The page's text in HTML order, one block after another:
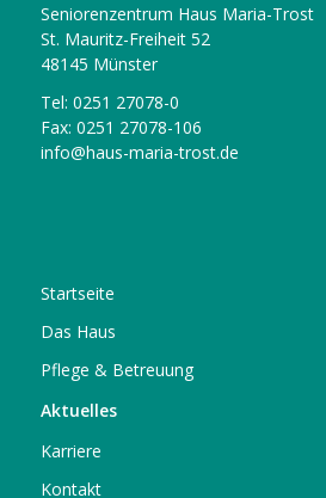
Seniorenzentrum Haus Maria-Trost
St. Mauritz-Freiheit 52
48145 Münster
Tel: 0251 27078-0
Fax: 0251 27078-106
info@haus-maria-trost.de
Startseite
Das Haus
Pflege & Betreuung
Aktuelles
Karriere
Kontakt